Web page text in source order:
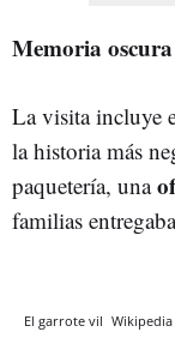
Memoria oscura
La visita incluye
la historia más
paquetería, una
familias
El garrote vil Wikipedia